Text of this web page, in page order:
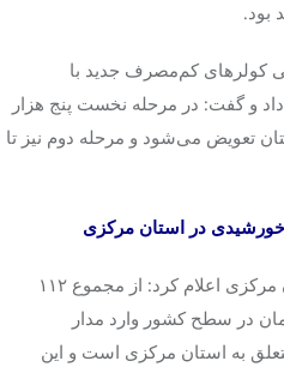
کولرهای کم‌مصرف جدید با
و گفت: در مرحله نخست پنج هزار
تعویض می‌شود و مرحله دوم نیز تا
مدیرعامل شرکت توزیع برق استان مرکزی اعلام کرد: از مجموع ۱۱۲
در سطح کشور وارد مدار
۲۷ مگاوات متعلق به استان مرکزی است و این